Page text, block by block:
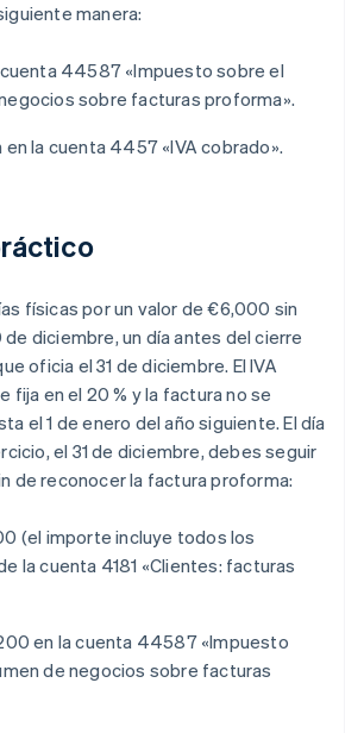
manera:
44587 «Impuesto sobre el
sobre facturas proforma».
la cuenta 4457 «IVA cobrado».
físicas por un valor de €6,000 sin
diciembre, un día antes del cierre
oficia el 31 de diciembre. El IVA
fija en el 20 % y la factura no se
el 1 de enero del año siguiente. El día
el 31 de diciembre, debes seguir
de reconocer la factura proforma:
(el importe incluye todos los
la cuenta 4181 «Clientes: facturas
en la cuenta 44587 «Impuesto
de negocios sobre facturas